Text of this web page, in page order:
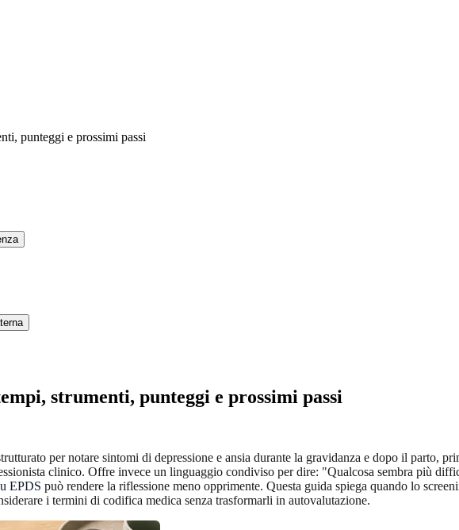
punteggi e prossimi passi
strumenti, punteggi e prossimi passi
per notare sintomi di depressione e ansia durante la gravidanza e dopo il parto,
clinico. Offre invece un linguaggio condiviso per dire: "Qualcosa sembra più
EPDS può rendere la riflessione meno opprimente. Questa guida spiega quando lo
i termini di codifica medica senza trasformarli in autovalutazione.